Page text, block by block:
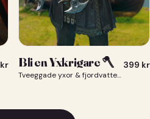
kr Bli en Yxkrigare 🪓
Tveeggade yxor & fjordvatten bakom dig 🪓
399 kr